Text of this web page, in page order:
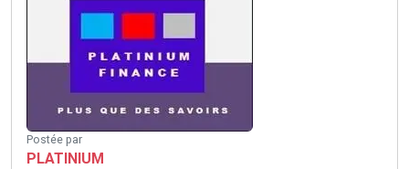
Postée par
PLATINIUM